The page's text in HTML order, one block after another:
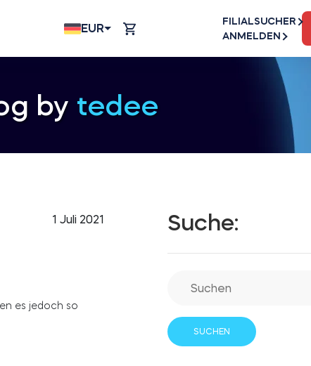
EUR
FILIALSUCHER
ANMELDEN
by tedee
1 Juli 2021
es jedoch so
Suche: